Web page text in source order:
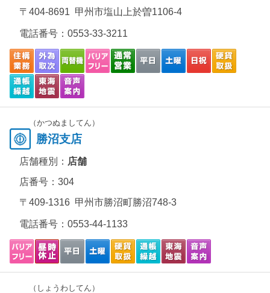
〒404-8691 甲州市塩山上於曽1106-4
電話番号： 0553-33-3211
（かつぬましてん）
勝沼支店
店舗種別： 店舗
店番号：304
〒409-1316 甲州市勝沼町勝沼748-3
電話番号： 0553-44-1133
（しょうわしてん）